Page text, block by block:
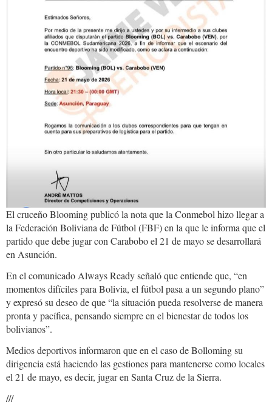
El cruceño Blooming publicó la nota que la Conmebol hizo llegar a
la Federación Boliviana de Fútbol (FBF) en la que le informa que el
partido que debe jugar con Carabobo el 21 de mayo se desarrollará
en Asunción.
En el comunicado Always Ready señaló que entiende que, “en
momentos difíciles para Bolivia, el fútbol pasa a un segundo plano”
y expresó su deseo de que “la situación pueda resolverse de manera
pronta y pacífica, pensando siempre en el bienestar de todos los
bolivianos”.
Medios deportivos informaron que en el caso de Bolloming su
dirigencia está haciendo las gestiones para mantenerse como locales
el 21 de mayo, es decir, jugar en Santa Cruz de la Sierra.
///